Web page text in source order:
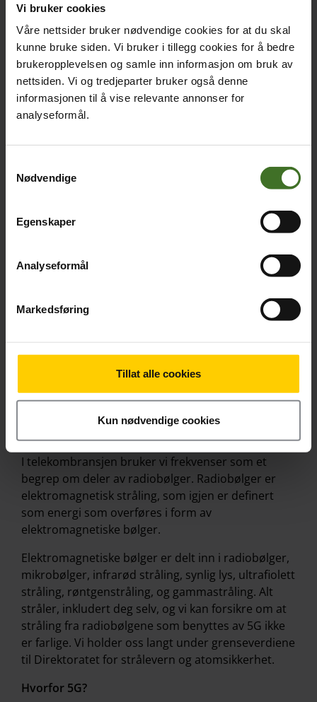
Vi bruker cookies
Våre nettsider bruker nødvendige cookies for at du skal
kunne bruke siden. Vi bruker i tillegg cookies for å bedre
brukeropplevelsen og samle inn informasjon om bruk av
nettsiden. Vi og tredjeparter bruker også denne
informasjonen til å vise relevante annonser for
analyseformål.
Nødvendige
Egenskaper
Analyseformål
Markedsføring
Tillat alle cookies
Kun nødvendige cookies
Hva er 5G?
5G er en forkortelse for 5. generasjonsmobilnett,
og er da den 5. versjonen av mobilnetteknologi.
Forskjellen mellom 5G og 4G er enkel; 5G byr på
høyere hastigheter, lavere forsinkelser, mulighet
datatrafikk og flere enheter.
konnektivitet på ‘alt’, der ‘alt’ inkluderer flere og
samfunnet som elektrisitet, da det vil være
leveranseevne.
Lurer du på hva 5G betyr for din bedrift?Les mer
Hva er frekvenser?
I telekombransjen bruker vi frekvenser som et
begrep om deler av radiobølger. Radiobølger er
elektromagnetisk stråling, som igjen er definert
som energi som overføres i form av
elektromagnetiske bølger.
Elektromagnetiske bølger er delt inn i radiobølger,
mikrobølger, infrarød stråling, synlig lys, ultrafiolett
stråling, røntgenstråling, og gammastråling. Alt
stråler, inkludert deg selv, og vi kan forsikre om at
stråling fra radiobølgene som benyttes av 5G ikke
er farlige. Vi holder oss langt under grenseverdiene
til Direktoratet for strålevern og atomsikkerhet.
Hvorfor 5G?